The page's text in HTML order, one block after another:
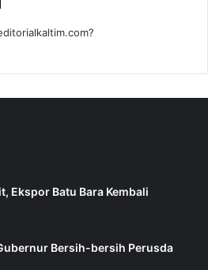
Ekspor Batu Bara Kembali
Bersih-bersih Perusda